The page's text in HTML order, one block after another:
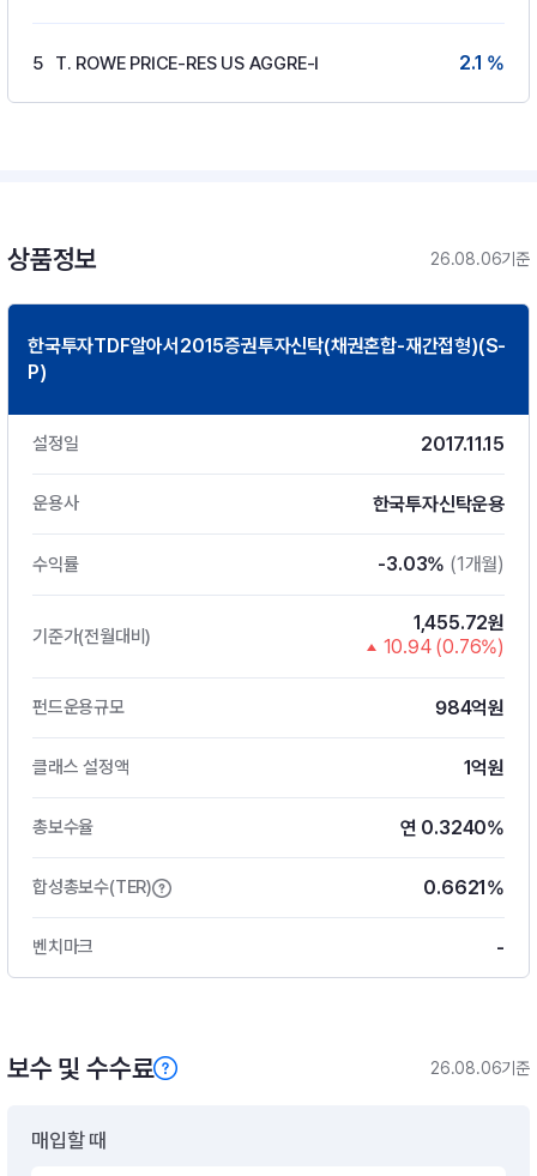
5 T. ROWE PRICE-RES US AGGRE-I 2.1 %
상품정보 26.08.06기준
한국투자TDF알아서2015증권투자신탁(채권혼합-재간접형)(S-
P)
설정일 2017.11.15
운용사 한국투자신탁운용
수익률 -3.03% (1개월)
기준가(전월대비)
1,455.72원
10.94 (0.76%)
펀드운용규모 984억원
클래스 설정액 1억원
총보수율 연 0.3240%
합성총보수(TER) 0.6621%
벤치마크 -
보수 및 수수료 26.08.06기준
매입할 때